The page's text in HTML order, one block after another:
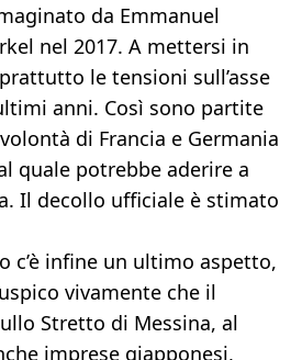
da Emmanuel
nel 2017. A mettersi in
le tensioni sull’asse
anni. Così sono partite
di Francia e Germania
quale potrebbe aderire a
Il decollo ufficiale è stimato
c’è infine un ultimo aspetto,
vivamente che il
Stretto di Messina, al
imprese giapponesi,